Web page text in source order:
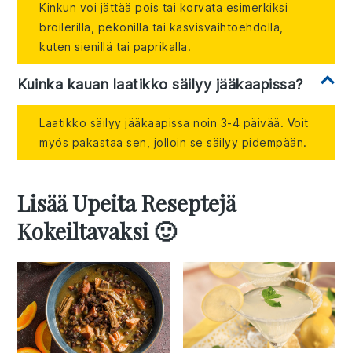
Kinkun voi jättää pois tai korvata esimerkiksi
broilerilla, pekonilla tai kasvisvaihtoehdolla,
kuten sienillä tai paprikalla.
Kuinka kauan laatikko säilyy jääkaapissa?
Laatikko säilyy jääkaapissa noin 3-4 päivää. Voit
myös pakastaa sen, jolloin se säilyy pidempään.
Lisää Upeita Reseptejä
Kokeiltavaksi 🙂